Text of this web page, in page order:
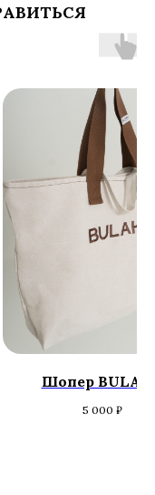
Шопер
5 000 ₽